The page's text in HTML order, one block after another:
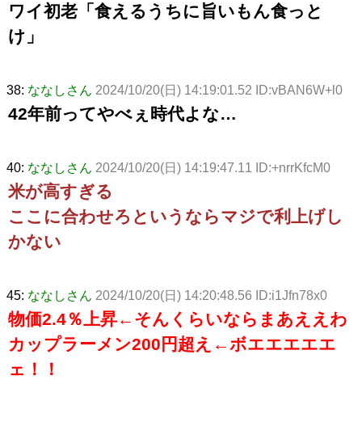
ワイ初老「食えるうちに旨いもん食っと
け」
38: ななしさん 2024/10/20(日) 14:19:01.52 ID:vBAN6W+l0
42年前ってやべぇ時代よな…
40: ななしさん 2024/10/20(日) 14:19:47.11 ID:+nrrKfcM0
米が高すぎる
ここに合わせろというならマジで利上げし
かない
45: ななしさん 2024/10/20(日) 14:20:48.56 ID:i1Jfn78x0
物価2.4％上昇←そんくらいならまあええわ
カップラーメン200円超え←ボエエエエエ
ェ！！